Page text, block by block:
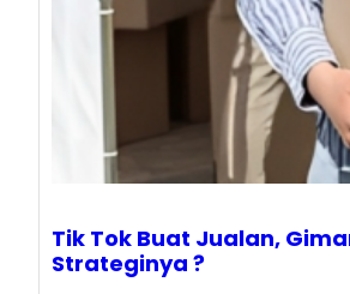
Tik Tok Buat Jualan,
Strateginya ?